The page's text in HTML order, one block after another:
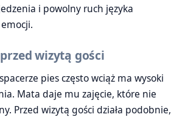
i powolny ruch języka
wizytą gości
pies często wciąż ma wysoki
Mata daje mu zajęcie, które nie
Przed wizytą gości działa podobnie,